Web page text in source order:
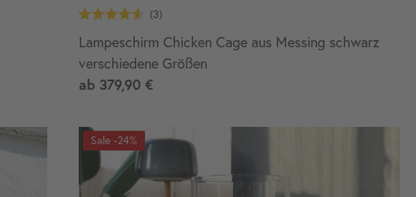
Lampeschirm Chicken Cage aus Messing schwarz
verschiedene Größen
ab 379,90 €
-24%